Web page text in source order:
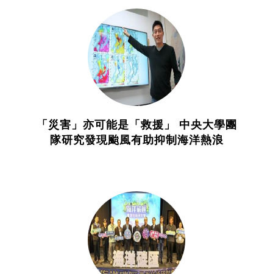
「災害」亦可能是「救援」 中央大學團
隊研究發現颱風有助抑制海洋熱浪